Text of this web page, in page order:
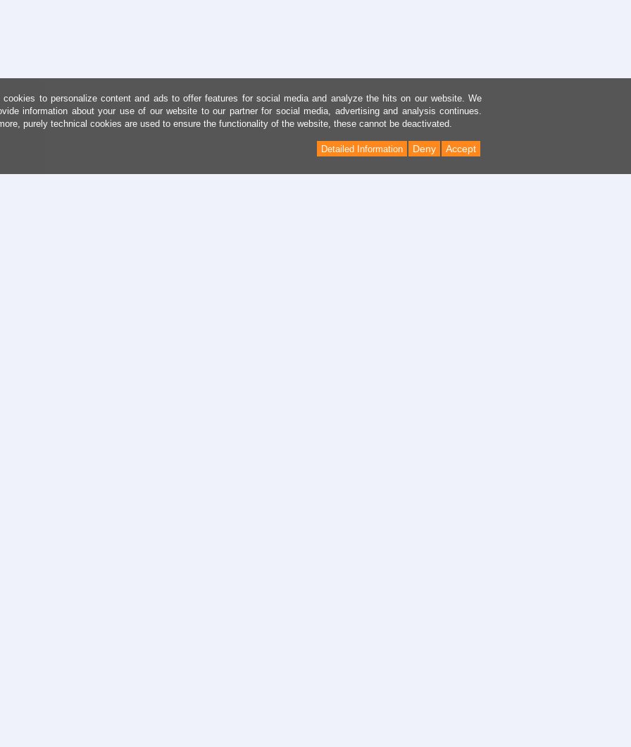
cookies to personalize content and ads to offer features for social media and analyze the hits on our website. We
information about your use of our website to our partner for social media, advertising and analysis continues.
purely technical cookies are used to ensure the functionality of the website, these cannot be deactivated.
Accept
Deny
Detailed Information